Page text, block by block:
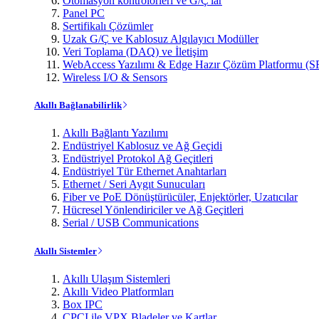
Panel PC
Sertifikalı Çözümler
Uzak G/Ç ve Kablosuz Algılayıcı Modüller
Veri Toplama (DAQ) ve İletişim
WebAccess Yazılımı & Edge Hazır Çözüm Platformu
Wireless I/O & Sensors
Akıllı Bağlanabilirlik
Akıllı Bağlantı Yazılımı
Endüstriyel Kablosuz ve Ağ Geçidi
Endüstriyel Protokol Ağ Geçitleri
Endüstriyel Tür Ethernet Anahtarları
Ethernet / Seri Aygıt Sunucuları
Fiber ve PoE Dönüştürücüler, Enjektörler, Uzatıcılar
Hücresel Yönlendiriciler ve Ağ Geçitleri
Serial / USB Communications
Akıllı Sistemler
Akıllı Ulaşım Sistemleri
Akıllı Video Platformları
Box IPC